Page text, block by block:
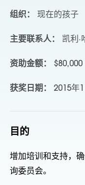
组织： 现在的孩子
主要联系人： 凯利·
资助金额： $80,000
获奖日期： 2015年
目的
增加培训和支持，
询委员会。